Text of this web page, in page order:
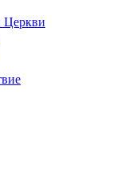
Церкви